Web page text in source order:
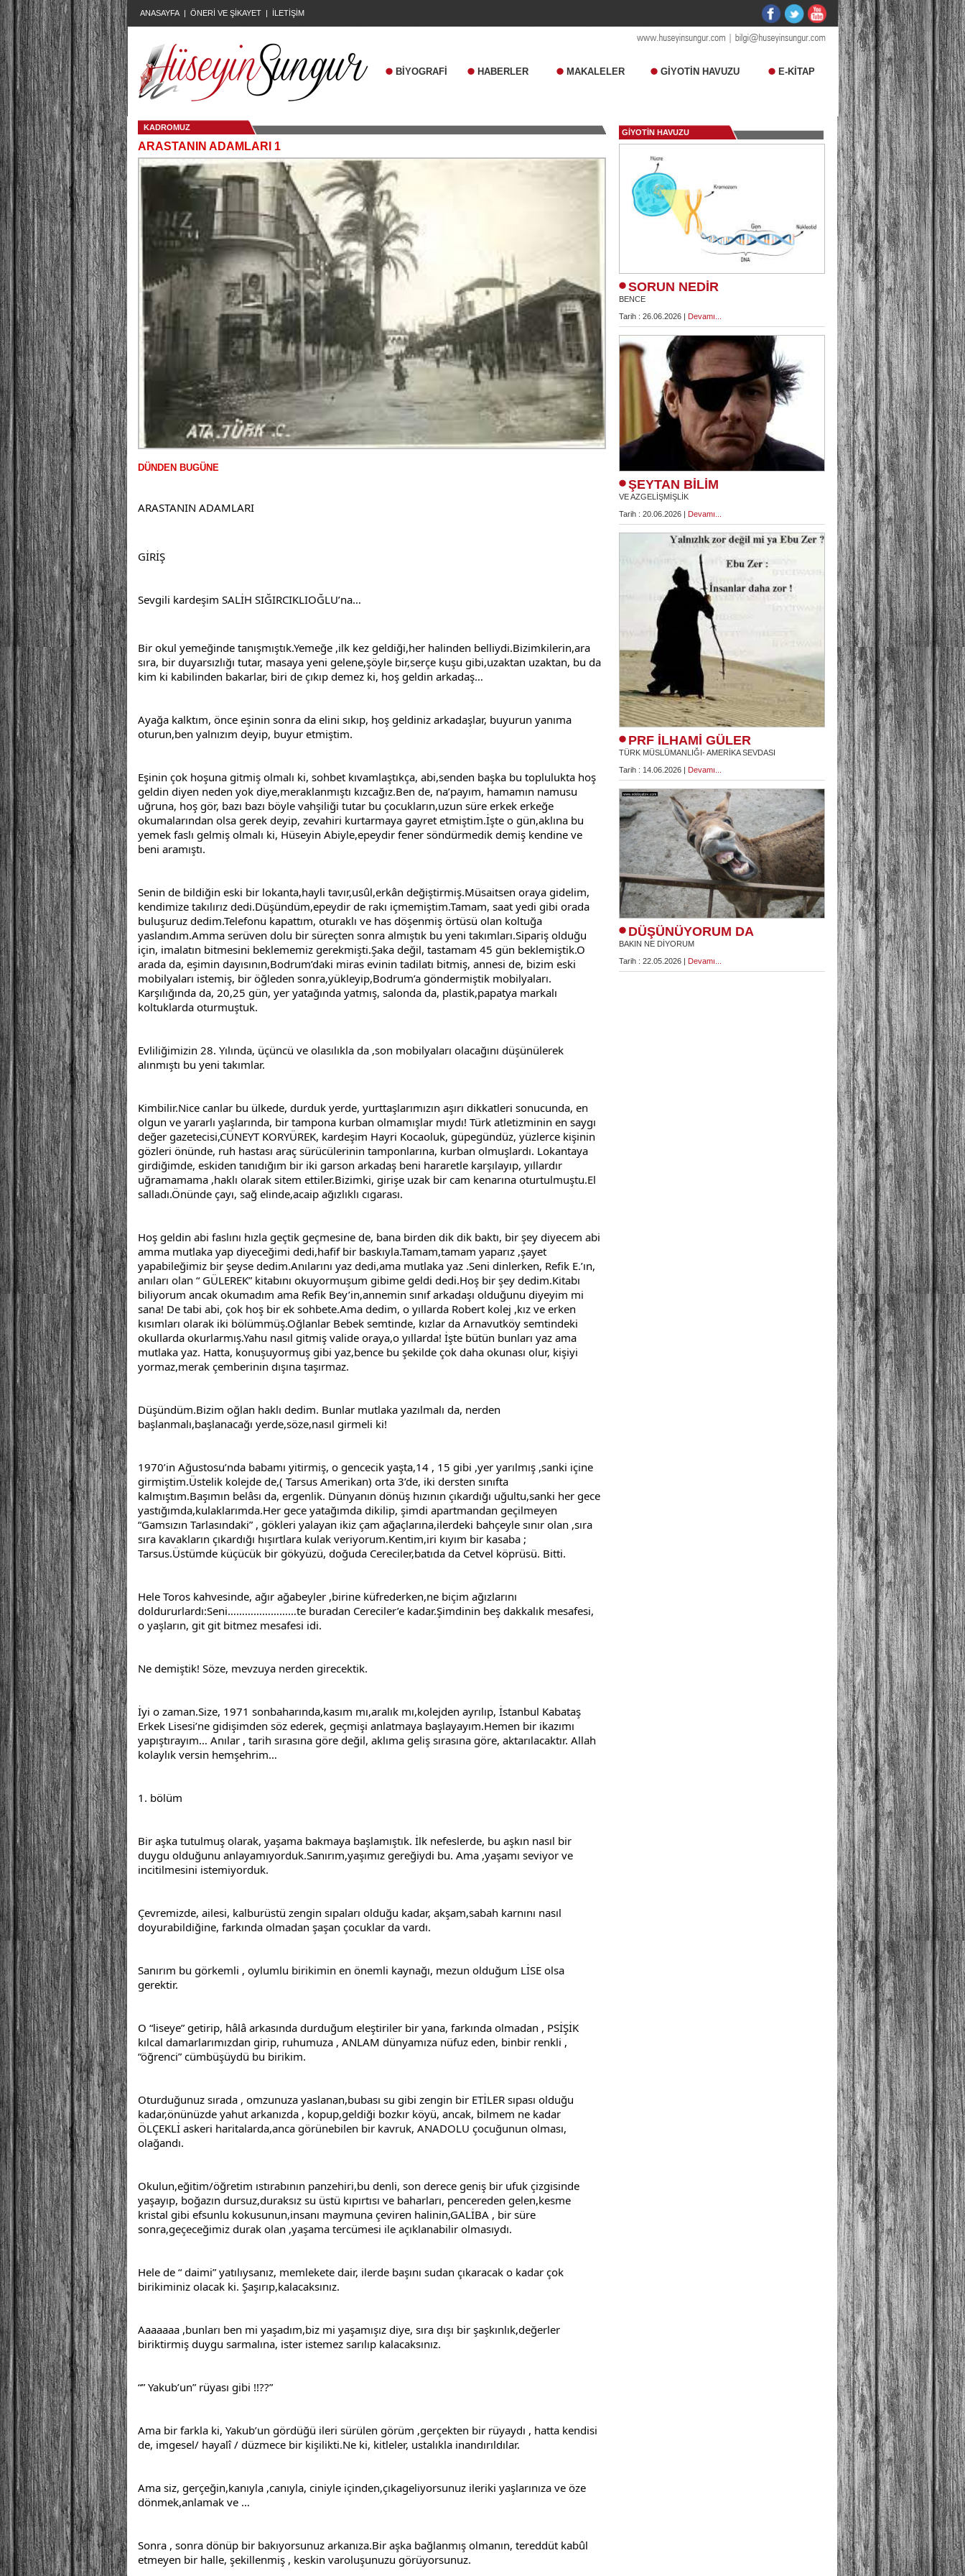
ANASAYFA | ÖNERİ VE ŞİKAYET | İLETİŞİM
BİYOGRAFİ HABERLER MAKALELER GİYOTİN HAVUZU E-KİTAP
KADROMUZ
ARASTANIN ADAMLARI 1
DÜNDEN BUGÜNE
ARASTANIN ADAMLARI
GİRİŞ
Sevgili kardeşim SALİH SIĞIRCIKLIOĞLU’na…
Bir okul yemeğinde tanışmıştık.Yemeğe ,ilk kez geldiği,her halinden belliydi.Bizimkilerin,ara
sıra, bir duyarsızlığı tutar, masaya yeni gelene,şöyle bir,serçe kuşu gibi,uzaktan uzaktan, bu da
kim ki kabilinden bakarlar, biri de çıkıp demez ki, hoş geldin arkadaş…
Ayağa kalktım, önce eşinin sonra da elini sıkıp, hoş geldiniz arkadaşlar, buyurun yanıma
oturun,ben yalnızım deyip, buyur etmiştim.
Eşinin çok hoşuna gitmiş olmalı ki, sohbet kıvamlaştıkça, abi,senden başka bu toplulukta hoş
geldin diyen neden yok diye,meraklanmıştı kızcağız.Ben de, na’payım, hamamın namusu
uğruna, hoş gör, bazı bazı böyle vahşiliği tutar bu çocukların,uzun süre erkek erkeğe
okumalarından olsa gerek deyip, zevahiri kurtarmaya gayret etmiştim.İşte o gün,aklına bu
yemek faslı gelmiş olmalı ki, Hüseyin Abiyle,epeydir fener söndürmedik demiş kendine ve
beni aramıştı.
Senin de bildiğin eski bir lokanta,hayli tavır,usûl,erkân değiştirmiş.Müsaitsen oraya gidelim,
kendimize takılırız dedi.Düşündüm,epeydir de rakı içmemiştim.Tamam, saat yedi gibi orada
buluşuruz dedim.Telefonu kapattım, oturaklı ve has döşenmiş örtüsü olan koltuğa
yaslandım.Amma serüven dolu bir süreçten sonra almıştık bu yeni takımları.Sipariş olduğu
için, imalatın bitmesini beklememiz gerekmişti.Şaka değil, tastamam 45 gün beklemiştik.O
arada da, eşimin dayısının,Bodrum’daki miras evinin tadilatı bitmiş, annesi de, bizim eski
mobilyaları istemiş, bir öğleden sonra,yükleyip,Bodrum’a göndermiştik mobilyaları.
Karşılığında da, 20,25 gün, yer yatağında yatmış, salonda da, plastik,papatya markalı
koltuklarda oturmuştuk.
Evliliğimizin 28. Yılında, üçüncü ve olasılıkla da ,son mobilyaları olacağını düşünülerek
alınmıştı bu yeni takımlar.
Kimbilir.Nice canlar bu ülkede, durduk yerde, yurttaşlarımızın aşırı dikkatleri sonucunda, en
olgun ve yararlı yaşlarında, bir tampona kurban olmamışlar mıydı! Türk atletizminin en saygı
değer gazetecisi,CÜNEYT KORYÜREK, kardeşim Hayri Kocaoluk, güpegündüz, yüzlerce kişinin
gözleri önünde, ruh hastası araç sürücülerinin tamponlarına, kurban olmuşlardı. Lokantaya
girdiğimde, eskiden tanıdığım bir iki garson arkadaş beni hararetle karşılayıp, yıllardır
uğramamama ,haklı olarak sitem ettiler.Bizimki, girişe uzak bir cam kenarına oturtulmuştu.El
salladı.Önünde çayı, sağ elinde,acaip ağızlıklı cıgarası.
Hoş geldin abi faslını hızla geçtik geçmesine de, bana birden dik dik baktı, bir şey diyecem abi
amma mutlaka yap diyeceğimi dedi,hafif bir baskıyla.Tamam,tamam yaparız ,şayet
yapabileğimiz bir şeyse dedim.Anılarını yaz dedi,ama mutlaka yaz .Seni dinlerken, Refik E.’ın,
anıları olan “ GÜLEREK” kitabını okuyormuşum gibime geldi dedi.Hoş bir şey dedim.Kitabı
biliyorum ancak okumadım ama Refik Bey’in,annemin sınıf arkadaşı olduğunu diyeyim mi
sana! De tabi abi, çok hoş bir ek sohbete.Ama dedim, o yıllarda Robert kolej ,kız ve erken
kısımları olarak iki bölümmüş.Oğlanlar Bebek semtinde, kızlar da Arnavutköy semtindeki
okullarda okurlarmış.Yahu nasıl gitmiş valide oraya,o yıllarda! İşte bütün bunları yaz ama
mutlaka yaz. Hatta, konuşuyormuş gibi yaz,bence bu şekilde çok daha okunası olur, kişiyi
yormaz,merak çemberinin dışına taşırmaz.
Düşündüm.Bizim oğlan haklı dedim. Bunlar mutlaka yazılmalı da, nerden
başlanmalı,başlanacağı yerde,söze,nasıl girmeli ki!
1970’in Ağustosu’nda babamı yitirmiş, o gencecik yaşta,14 , 15 gibi ,yer yarılmış ,sanki içine
girmiştim.Üstelik kolejde de,( Tarsus Amerikan) orta 3’de, iki dersten sınıfta
kalmıştım.Başımın belâsı da, ergenlik. Dünyanın dönüş hızının çıkardığı uğultu,sanki her gece
yastığımda,kulaklarımda.Her gece yatağımda dikilip, şimdi apartmandan geçilmeyen
“Gamsızın Tarlasındaki” , gökleri yalayan ikiz çam ağaçlarına,ilerdeki bahçeyle sınır olan ,sıra
sıra kavakların çıkardığı hışırtlara kulak veriyorum.Kentim,iri kıyım bir kasaba ;
Tarsus.Üstümde küçücük bir gökyüzü, doğuda Cereciler,batıda da Cetvel köprüsü. Bitti.
Hele Toros kahvesinde, ağır ağabeyler ,birine küfrederken,ne biçim ağızlarını
doldururlardı:Seni……………………te buradan Cereciler’e kadar.Şimdinin beş dakkalık mesafesi,
o yaşların, git git bitmez mesafesi idi.
Ne demiştik! Söze, mevzuya nerden girecektik.
İyi o zaman.Size, 1971 sonbaharında,kasım mı,aralık mı,kolejden ayrılıp, İstanbul Kabataş
Erkek Lisesi’ne gidişimden söz ederek, geçmişi anlatmaya başlayayım.Hemen bir ikazımı
yapıştırayım… Anılar , tarih sırasına göre değil, aklıma geliş sırasına göre, aktarılacaktır. Allah
kolaylık versin hemşehrim…
1. bölüm
Bir aşka tutulmuş olarak, yaşama bakmaya başlamıştık. İlk nefeslerde, bu aşkın nasıl bir
duygu olduğunu anlayamıyorduk.Sanırım,yaşımız gereğiydi bu. Ama ,yaşamı seviyor ve
incitilmesini istemiyorduk.
Çevremizde, ailesi, kalburüstü zengin sıpaları olduğu kadar, akşam,sabah karnını nasıl
doyurabildiğine, farkında olmadan şaşan çocuklar da vardı.
Sanırım bu görkemli , oylumlu birikimin en önemli kaynağı, mezun olduğum LİSE olsa
gerektir.
O “liseye” getirip, hâlâ arkasında durduğum eleştiriler bir yana, farkında olmadan , PSİŞİK
kılcal damarlarımızdan girip, ruhumuza , ANLAM dünyamıza nüfuz eden, binbir renkli ,
“öğrenci” cümbüşüydü bu birikim.
Oturduğunuz sırada , omzunuza yaslanan,bubası su gibi zengin bir ETİLER sıpası olduğu
kadar,önünüzde yahut arkanızda , kopup,geldiği bozkır köyü, ancak, bilmem ne kadar
ÖLÇEKLİ askeri haritalarda,anca görünebilen bir kavruk, ANADOLU çocuğunun olması,
olağandı.
Okulun,eğitim/öğretim ıstırabının panzehiri,bu denli, son derece geniş bir ufuk çizgisinde
yaşayıp, boğazın dursuz,duraksız su üstü kıpırtısı ve baharları, pencereden gelen,kesme
kristal gibi efsunlu kokusunun,insanı maymuna çeviren halinin,GALİBA , bir süre
sonra,geçeceğimiz durak olan ,yaşama tercümesi ile açıklanabilir olmasıydı.
Hele de “ daimi” yatılıysanız, memlekete dair, ilerde başını sudan çıkaracak o kadar çok
birikiminiz olacak ki. Şaşırıp,kalacaksınız.
Aaaaaaa ,bunları ben mi yaşadım,biz mi yaşamışız diye, sıra dışı bir şaşkınlık,değerler
biriktirmiş duygu sarmalına, ister istemez sarılıp kalacaksınız.
“” Yakub’un” rüyası gibi !!??”
Ama bir farkla ki, Yakub’un gördüğü ileri sürülen görüm ,gerçekten bir rüyaydı , hatta kendisi
de, imgesel/ hayalî / düzmece bir kişilikti.Ne ki, kitleler, ustalıkla inandırıldılar.
Ama siz, gerçeğin,kanıyla ,canıyla, ciniyle içinden,çıkageliyorsunuz ileriki yaşlarınıza ve öze
dönmek,anlamak ve …
Sonra , sonra dönüp bir bakıyorsunuz arkanıza.Bir aşka bağlanmış olmanın, tereddüt kabûl
etmeyen bir halle, şekillenmiş , keskin varoluşunuzu görüyorsunuz.
GİYOTİN HAVUZU
SORUN NEDİR
BENCE
Tarih : 26.06.2026 | Devamı...
ŞEYTAN BİLİM
VE AZGELİŞMİŞLİK
Tarih : 20.06.2026 | Devamı...
PRF İLHAMİ GÜLER
TÜRK MÜSLÜMANLIĞI- AMERİKA SEVDASI
Tarih : 14.06.2026 | Devamı...
DÜŞÜNÜYORUM DA
BAKIN NE DİYORUM
Tarih : 22.05.2026 | Devamı...